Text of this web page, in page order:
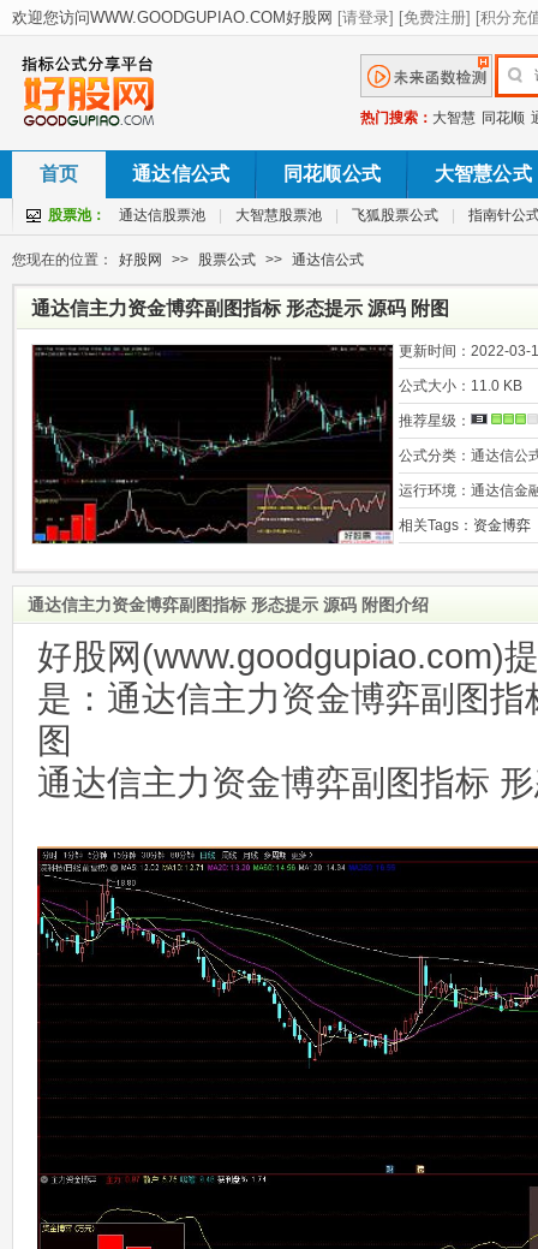
热门搜索： 大智慧 同花顺
首页 通达信公式 同花顺公式 大智慧公式
股票池： 通达信股票池 大智慧股票池 飞狐股票公式 指南针公
您现在的位置： 好股网 >> 股票公式 >> 通达信公式
通达信主力资金博弈副图指标 形态提示 源码 附图
更新时间： 2022-03-
公式大小： 11.0 KB
推荐星级：
公式分类： 通达信公
运行环境： 通达信金
相关Tags： 资金博弈
通达信主力资金博弈副图指标 形态提示 源码 附图介绍
好股网(www.goodgupiao.com)
是：通达信主力资金博弈副图
图
通达信主力资金博弈副图指标